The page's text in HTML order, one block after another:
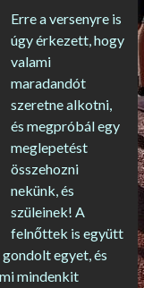
Erre a versenyre is
úgy érkezett, hogy
valami
maradandót
szeretne alkotni,
és megpróbál egy
meglepetést
összehozni
nekünk, és
szüleinek! A
felnőttek is együtt
egyet, és
mindenkit